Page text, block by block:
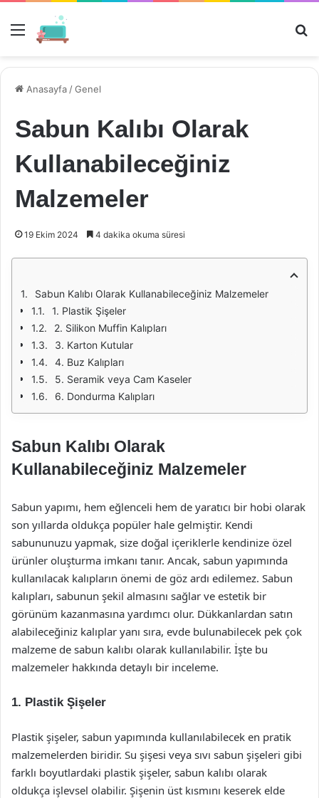
Menü
Anasayfa /Genel
Sabun Kalıbı Olarak
Kullanabileceğiniz
Malzemeler
19 Ekim 2024 4 dakika okuma süresi
Sabun Kalıbı Olarak Kullanabileceğiniz Malzemeler
1. Plastik Şişeler
2. Silikon Muffin Kalıpları
3. Karton Kutular
4. Buz Kalıpları
5. Seramik veya Cam Kaseler
6. Dondurma Kalıpları
Sabun Kalıbı Olarak
Kullanabileceğiniz Malzemeler
Sabun yapımı, hem eğlenceli hem de yaratıcı bir hobi olarak
son yıllarda oldukça popüler hale gelmiştir. Kendi
sabununuzu yapmak, size doğal içeriklerle kendinize özel
ürünler oluşturma imkanı tanır. Ancak, sabun yapımında
kullanılacak kalıpların önemi de göz ardı edilemez. Sabun
kalıpları, sabunun şekil almasını sağlar ve estetik bir
görünüm kazanmasına yardımcı olur. Dükkanlardan satın
alabileceğiniz kalıplar yanı sıra, evde bulunabilecek pek çok
malzeme de sabun kalıbı olarak kullanılabilir. İşte bu
malzemeler hakkında detaylı bir inceleme.
1. Plastik Şişeler
Plastik şişeler, sabun yapımında kullanılabilecek en pratik
malzemelerden biridir. Su şişesi veya sıvı sabun şişeleri gibi
farklı boyutlardaki plastik şişeler, sabun kalıbı olarak
oldukça işlevsel olabilir. Şişenin üst kısmını keserek elde